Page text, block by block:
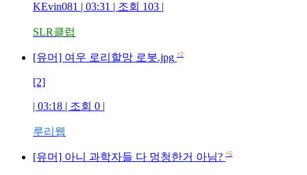
KEvin081 | 03:31 | 조회 103 |
SLR클럽
[유머] 여우 로리할망 로봇.jpg +2
[2]
| 03:18 | 조회 0 |
루리웹
[유머] 아니 과학자들 다 멍청한거 아님? +5